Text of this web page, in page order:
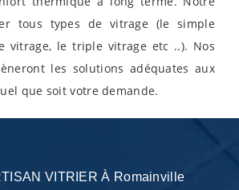
tous types de vitrage (le simple
vitrage, le triple vitrage etc ..). Nos
les solutions adéquates aux
que soit votre demande.
VITRIER À Romainville